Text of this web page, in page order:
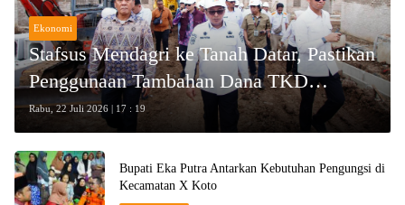
Ekonomi
Stafsus Mendagri ke Tanah Datar, Pastikan
Penggunaan Tambahan Dana TKD
Bencana Sesuai Aturan
Rabu, 22 Juli 2026 | 17 : 19
Bupati Eka Putra Antarkan Kebutuhan Pengungsi di
Kecamatan X Koto